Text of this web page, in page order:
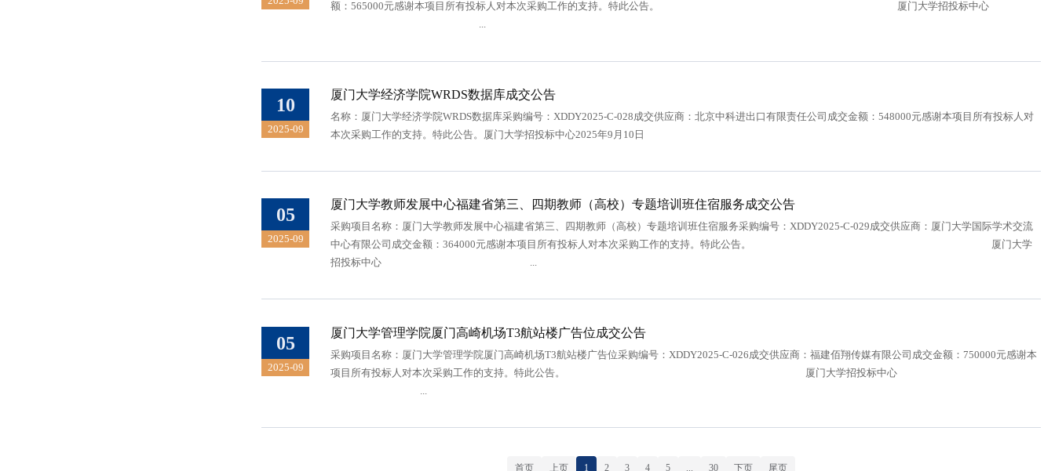
额：565000元感谢本项目所有投标人对本次采购工作的支持。特此公告。 厦门大学招投标中心
...
10
2025-09
厦门大学经济学院WRDS数据库成交公告
名称：厦门大学经济学院WRDS数据库采购编号：XDDY2025-C-028成交供应商：北京中科进出口有限责任公司成交金额：548000元感谢本项目所有投标人对
本次采购工作的支持。特此公告。厦门大学招投标中心2025年9月10日
05
2025-09
厦门大学教师发展中心福建省第三、四期教师（高校）专题培训班住宿服务成交公告
采购项目名称：厦门大学教师发展中心福建省第三、四期教师（高校）专题培训班住宿服务采购编号：XDDY2025-C-029成交供应商：厦门大学国际学术交流
中心有限公司成交金额：364000元感谢本项目所有投标人对本次采购工作的支持。特此公告。 厦门大学
招投标中心 ...
05
2025-09
厦门大学管理学院厦门高崎机场T3航站楼广告位成交公告
采购项目名称：厦门大学管理学院厦门高崎机场T3航站楼广告位采购编号：XDDY2025-C-026成交供应商：福建佰翔传媒有限公司成交金额：750000元感谢本
项目所有投标人对本次采购工作的支持。特此公告。 厦门大学招投标中心
首页 上页 1 2 3 4 5 30 下页 尾页